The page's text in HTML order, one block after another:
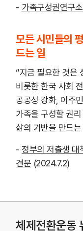
- 가족구성권연구
모든 시민들의
드는 일
“지금 필요한 것은
비롯한 한국 사회
공공성 강화, 이주
가족을 구성할 권
삶의 기반을 만드는
- 정부의 저출생 대
견문 (2024.7.2)
체제전환운동